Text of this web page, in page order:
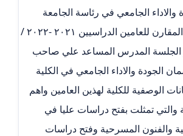
الجامعي في رئاسة الجامعة
مؤتمرها التقويمي المقارن للعامين الدراسيين ٢٠٢١ -٢٠٢٢ /
– ٢٠٢٣ ادار الجلسة المدرس المساعد علي صاحب
الجودة والاداء الجامعي في الكلية
الوصفية للكلية لهذين العامين واهم
والتي تمثلت بفتح دراسات عليا في
والفنون المسرحية وفتح دراسات